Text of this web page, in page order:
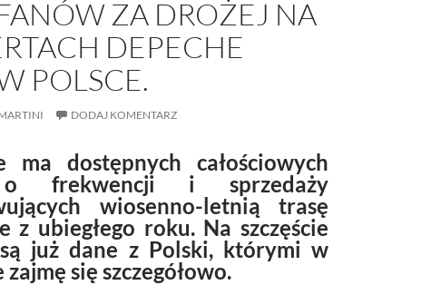
ZA DROŻEJ NA
DEPECHE
POLSCE.
DODAJ KOMENTARZ
ma dostępnych całościowych
frekwencji i sprzedaży
wiosenno-letnią trasę
z ubiegłego roku. Na szczęście
już dane z Polski, którymi w
się szczegółowo.